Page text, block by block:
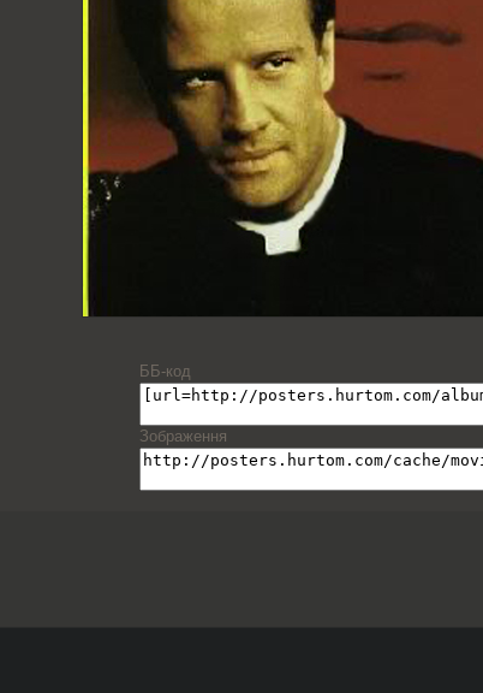
ББ-код
Зображення